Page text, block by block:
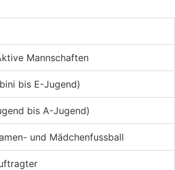
Mannschaften
bis E-Jugend)
bis A-Jugend)
und Mädchenfussball